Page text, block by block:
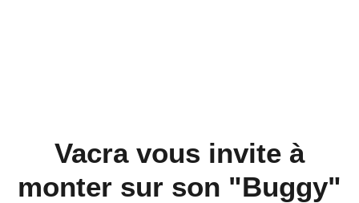
Vacra vous invite à
monter sur son "Buggy"